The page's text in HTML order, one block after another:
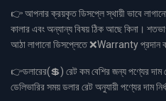
👉 আপনার ক্রয়কৃত ডিসপ্লে স্থায়ী ভাবে
কালার এবং অন্যান্য বিষয় ঠিক আছে কিনা।
আঠা লাগানো ডিসপ্লেতে ❌Warranty প্রদান
👉ডলারের(💲) রেট কম বেশির জন্য পণ্যের দাম
ডেলিভারির সময় ডলার রেট অনুযায়ী পণ্যের দাম